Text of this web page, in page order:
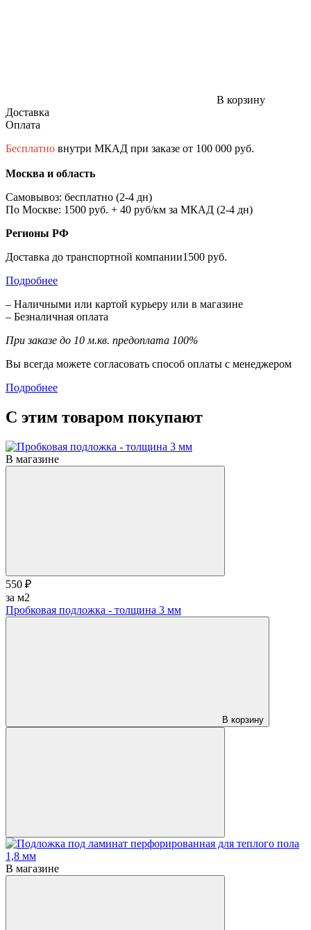
В корзину
Доставка
Оплата
Бесплатно внутри МКАД при заказе от 100 000 руб.
Москва и область
Самовывоз: бесплатно (2-4 дн)
По Москве: 1500 руб. + 40 руб/км за МКАД (2-4 дн)
Регионы РФ
Доставка до транспортной компании1500 руб.
Подробнее
– Наличными или картой курьеру или в магазине
– Безналичная оплата
При заказе до 10 м.кв. предоплата 100%
Вы всегда можете согласовать способ оплаты с менеджером
Подробнее
С этим товаром покупают
В магазине
550 ₽
за м2
Пробковая подложка - толщина 3 мм
В корзину
В магазине